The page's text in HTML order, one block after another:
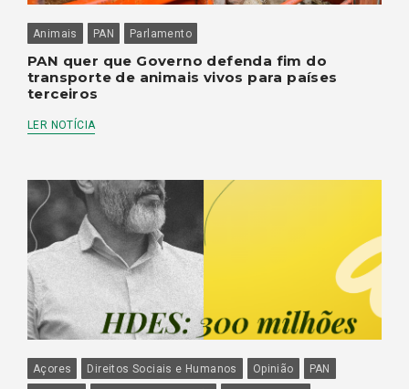
Animais PAN Parlamento
PAN quer que Governo defenda fim do
transporte de animais vivos para países
terceiros
LER NOTÍCIA
Açores Direitos Sociais e Humanos Opinião
PAN